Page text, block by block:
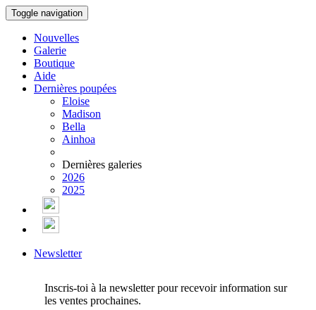
Toggle navigation
Nouvelles
Galerie
Boutique
Aide
Dernières poupées
Eloise
Madison
Bella
Ainhoa
Dernières galeries
2026
2025
Newsletter
Inscris-toi à la newsletter pour recevoir information sur
les ventes prochaines.